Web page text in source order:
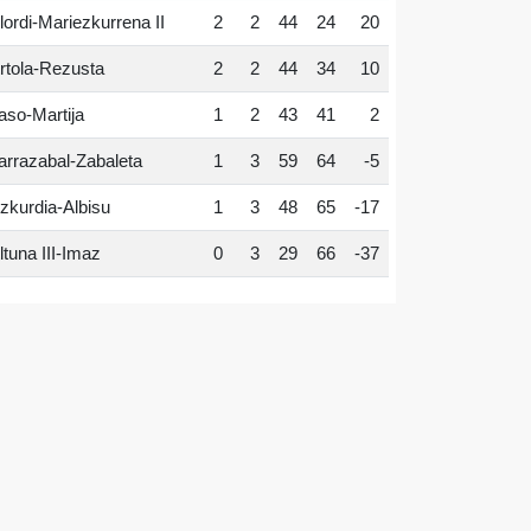
Mariezkurrena II 2 2 44 24 20
Rezusta 2 2 44 34 10
Martija 1 2 43 41 2
Zabaleta 1 3 59 64 -5
Albisu 1 3 48 65 -17
III-Imaz 0 3 29 66 -37